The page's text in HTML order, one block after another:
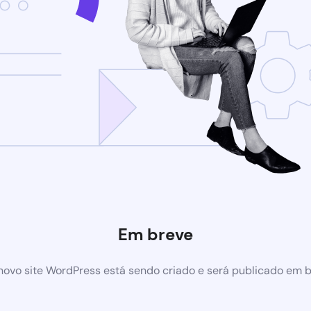
Em breve
site WordPress está sendo criado e será publicado em